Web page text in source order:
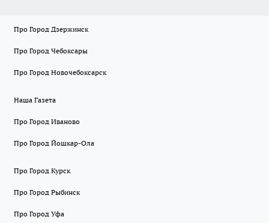
Про Город Дзержинск
Про Город Чебоксары
Про Город Новочебоксарск
Наша Газета
Про Город Иваново
Про Город Йошкар-Ола
Про Город Курск
Про Город Рыбинск
Про Город Уфа